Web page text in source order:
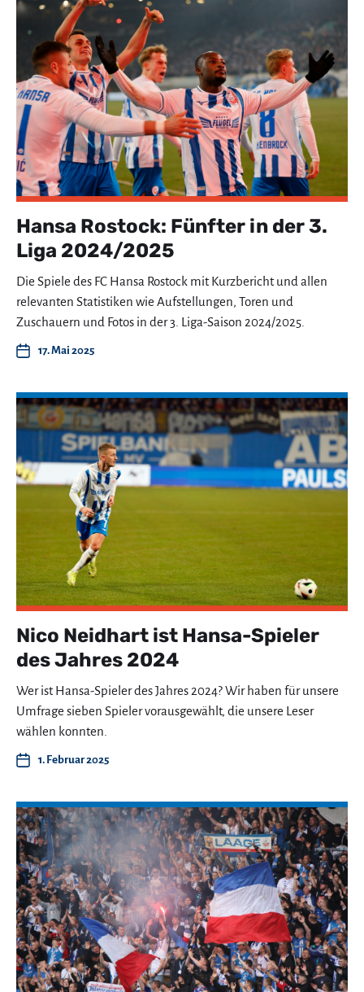
Hansa Rostock: Fünfter in der 3.
Liga 2024/2025
Die Spiele des FC Hansa Rostock mit Kurzbericht und allen
relevanten Statistiken wie Aufstellungen, Toren und
Zuschauern und Fotos in der 3. Liga-Saison 2024/2025.
17. Mai 2025
Nico Neidhart ist Hansa-Spieler
des Jahres 2024
Wer ist Hansa-Spieler des Jahres 2024? Wir haben für unsere
Umfrage sieben Spieler vorausgewählt, die unsere Leser
wählen konnten.
1. Februar 2025